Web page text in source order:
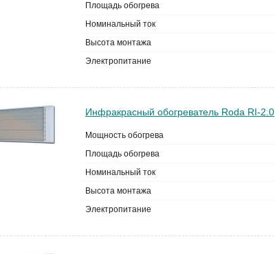
Площадь обогрева
Номинальный ток
Высота монтажа
Электропитание
Инфракрасный обогреватель Roda RI-2.0
Мощность обогрева
Площадь обогрева
Номинальный ток
Высота монтажа
Электропитание